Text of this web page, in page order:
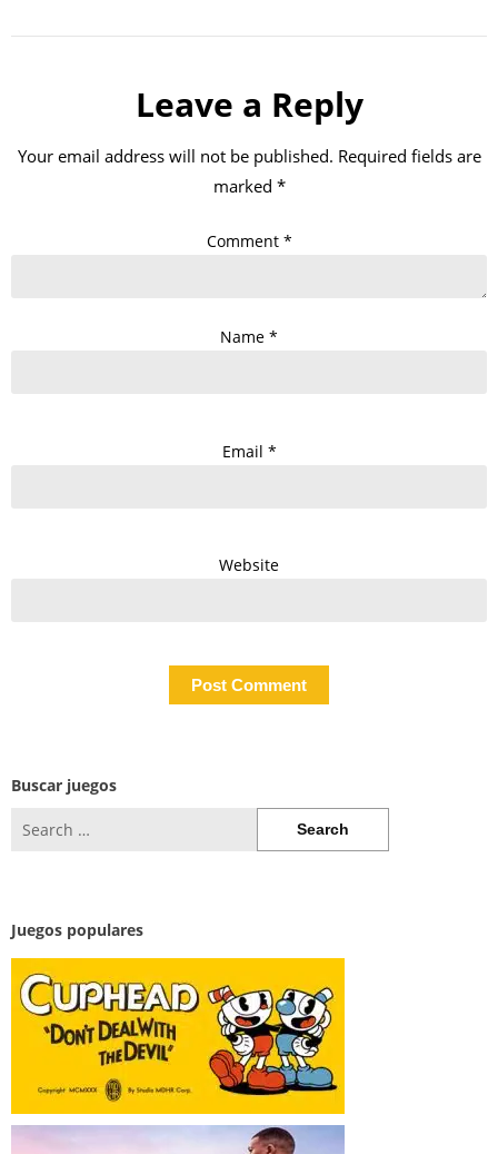
Leave a Reply
Your email address will not be published. Required fields are
marked *
Comment *
Name *
Email *
Website
Buscar juegos
for:
Juegos populares